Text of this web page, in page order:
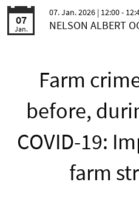
07
Jan.
07. Jan. 2026 | 12:00 -
NELSON ALBERT
Farm
before,
COVID-19:
farm